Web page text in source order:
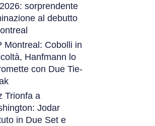
sorprendente
al debutto
Montreal: Cobolli in
Hanfmann lo
con Due Tie-
Trionfa a
Jodar
in Due Set e